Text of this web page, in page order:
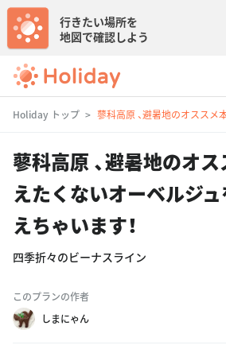
行きたい場所を
地図で確認しよう
Holiday トップ 蓼科高原 、避暑地のオススメ
蓼科高原 、避暑地のオ
えたくないオーベルジ
えちゃいます！
四季折々のビーナスライン
このプランの作者
しまにゃん